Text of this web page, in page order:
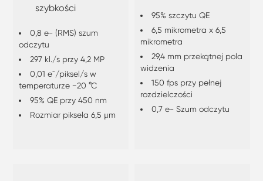
szybkości
0,8 e- (RMS) szum
odczytu
297 kl./s przy 4,2 MP
0,01 e⁻/piksel/s w
temperaturze −20 °C
95% QE przy 450 nm
Rozmiar piksela 6,5 ​​μm
95% szczytu QE
6,5 mikrometra x 6,5
mikrometra
29,4 mm przekątnej pola
widzenia
150 fps przy pełnej
rozdzielczości
0,7 e- Szum odczytu